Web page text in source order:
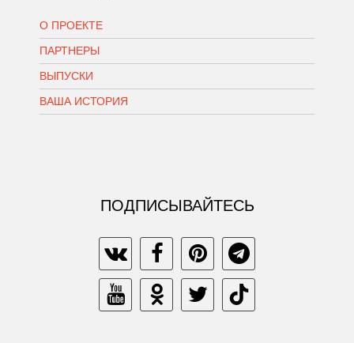
О ПРОЕКТЕ
ПАРТНЕРЫ
ВЫПУСКИ
ВАША ИСТОРИЯ
ПОДПИСЫВАЙТЕСЬ